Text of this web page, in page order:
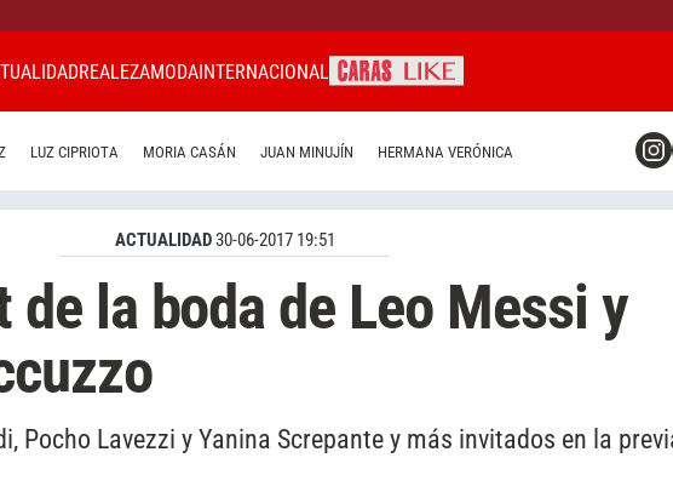
REALEZAMODAINTERNACIONAL
LUZ CIPRIOTA MORIA CASÁN JUAN MINUJÍN HERMANA VERÓNICA
ACTUALIDAD30-06-2017 19:51
de la boda de Leo Messi y
Pocho Lavezzi y Yanina Screpante y más invitados en la